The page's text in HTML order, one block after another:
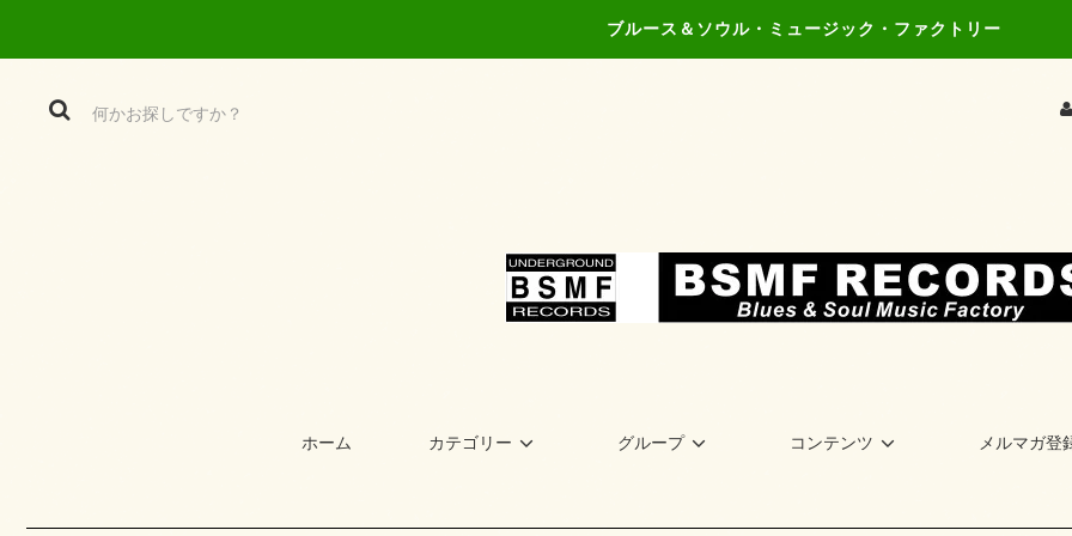
ブルース＆ソウル・ミュージック・ファクトリー
ホーム カテゴリー グループ コンテンツ メルマガ登